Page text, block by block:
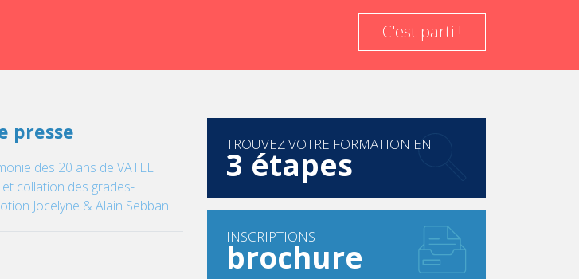
C'est parti !
presse
des 20 ans de VATEL
collation des grades-
Jocelyne & Alain Sebban
TROUVEZ VOTRE FORMATION EN
3 étapes
INSCRIPTIONS -
brochure